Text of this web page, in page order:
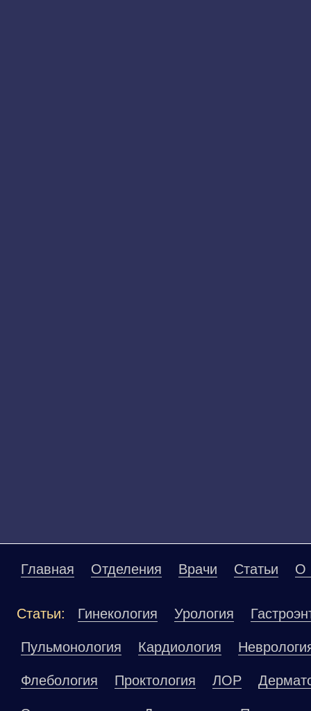
Главная Отделения Врачи Статьи О
Статьи: Гинекология Урология
Пульмонология Кардиология
Флебология Проктология ЛОР